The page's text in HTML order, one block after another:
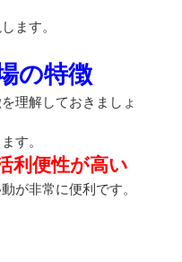
ます。
の特徴
理解しておきましょ
す。
利便性が高い
が非常に便利です。